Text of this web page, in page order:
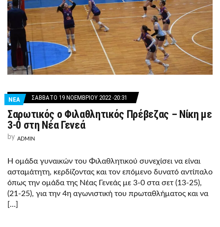
ΝΕΑ ΣΆΒΒΑΤΟ 19 ΝΟΕΜΒΡΊΟΥ 2022 -20:31
Σαρωτικός ο Φιλαθλητικός Πρέβεζας – Νίκη με
3-0 στη Νέα Γενεά
by ADMIN
Η ομάδα γυναικών του Φιλαθλητικού συνεχίσει να είναι
ασταμάτητη, κερδίζοντας και τον επόμενο δυνατό αντίπαλο
όπως την ομάδα της Νέας Γενεάς με 3-0 στα σετ (13-25),
(21-25), για την 4η αγωνιστική του πρωταθλήματος και να
[…]